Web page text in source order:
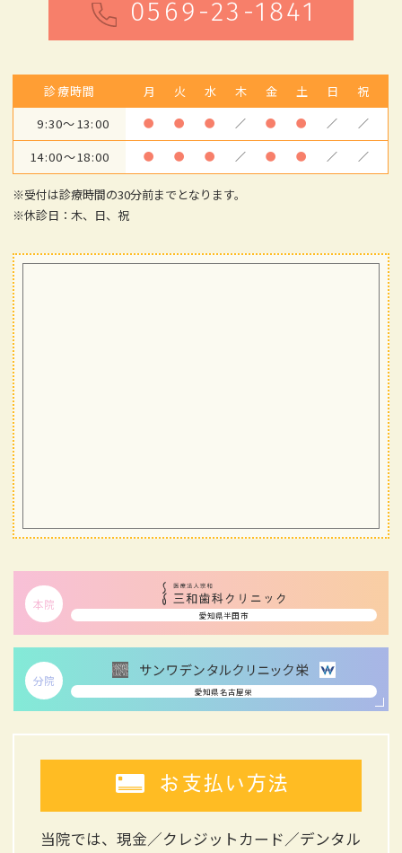
0569-23-1841
診療時間 月 火 水 木 金 土 日
祝
9:30～13:00
● ● ● ／ ● ● ／ ／
14:00～18:00 ● ● ● ／ ● ● ／ ／
※受付は診療時間の30分前までとなります。
※休診日：木、日、祝
本院
愛知県半田市
分院
愛知県名古屋栄
お支払い方法
当院では、現金／クレジットカード／デンタル